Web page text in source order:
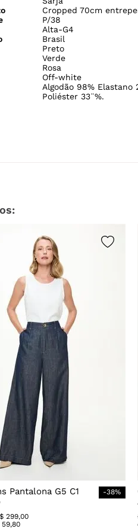
Cropped 70cm
P/38
Alta-G4
Brasil
Preto
Verde
Rosa
Off-white
Algodão 98% Elastano
Poliéster 33¨%.
Pantalona G5 C1
-38%
299,00
59,80